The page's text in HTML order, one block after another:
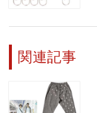
関連記事